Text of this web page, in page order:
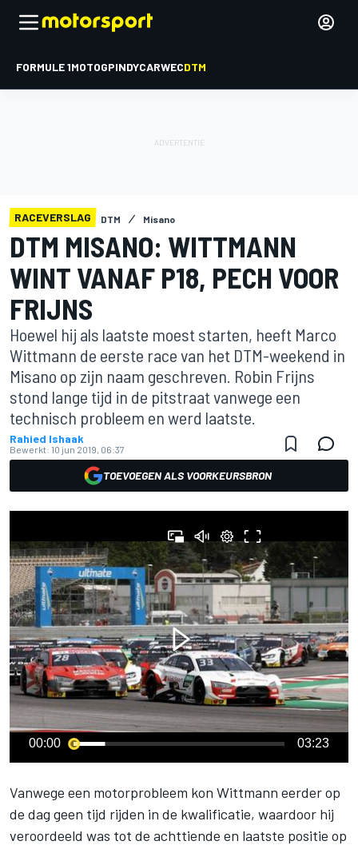
FORMULE 1MOTOGPINDYCARWECDTM
RACEVERSLAG DTM Misano
DTM MISANO: WITTMANN
WINT VANAF P18, PECH VOOR
FRIJNS
Hoewel hij als laatste moest starten, heeft Marco
Wittmann de eerste race van het DTM-weekend in
Misano op zijn naam geschreven. Robin Frijns
stond lange tijd in de pitstraat vanwege een
technisch probleem en werd laatste.
Rahied Ishaak
Bewerkt: 10 jun 2019, 06:37
TOEVOEGEN ALS VOORKEURSBRON
00:00 03:23
Vanwege een motorprobleem kon Wittmann eerder op
de dag geen tijd rijden in de kwalificatie, waardoor hij
veroordeeld was tot de achttiende en laatste positie op